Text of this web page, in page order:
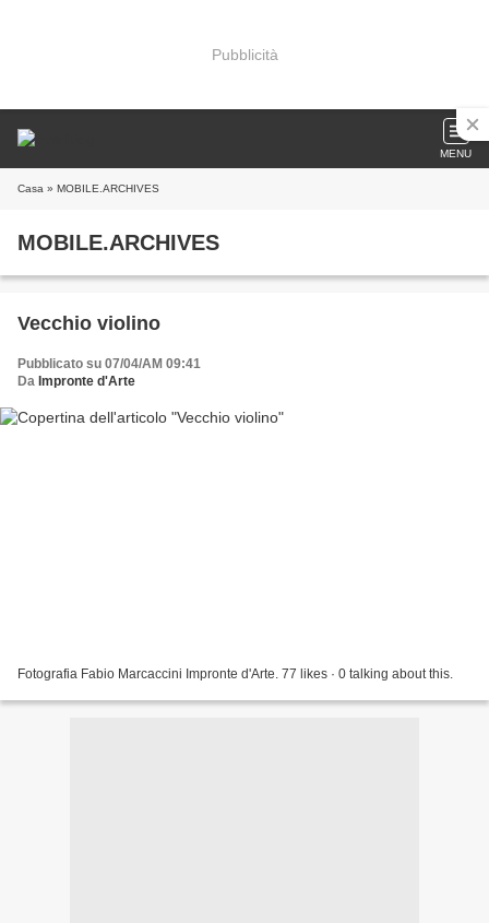
Pubblicità
MENU
Casa » MOBILE.ARCHIVES
MOBILE.ARCHIVES
Vecchio violino
Pubblicato su 07/04/AM 09:41
Da Impronte d'Arte
Fotografia Fabio Marcaccini Impronte d'Arte. 77 likes · 0 talking about this.